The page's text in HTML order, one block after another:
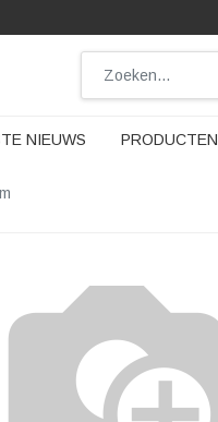
NIEUWS PRODUCTEN